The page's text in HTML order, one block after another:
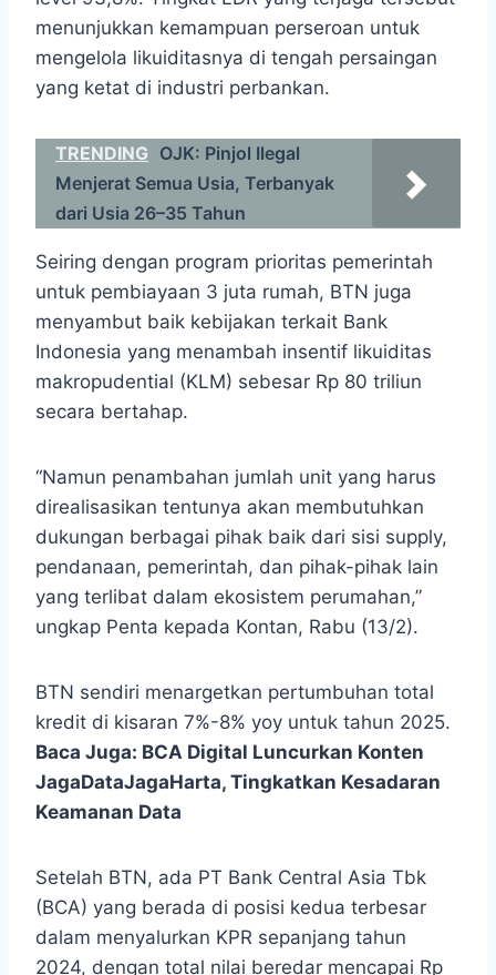
menunjukkan kemampuan perseroan untuk
mengelola likuiditasnya di tengah persaingan
yang ketat di industri perbankan.
TRENDING OJK: Pinjol Ilegal
Menjerat Semua Usia, Terbanyak
dari Usia 26–35 Tahun
Seiring dengan program prioritas pemerintah
untuk pembiayaan 3 juta rumah, BTN juga
menyambut baik kebijakan terkait Bank
Indonesia yang menambah insentif likuiditas
makropudential (KLM) sebesar Rp 80 triliun
secara bertahap.
“Namun penambahan jumlah unit yang harus
direalisasikan tentunya akan membutuhkan
dukungan berbagai pihak baik dari sisi supply,
pendanaan, pemerintah, dan pihak-pihak lain
yang terlibat dalam ekosistem perumahan,”
ungkap Penta kepada Kontan, Rabu (13/2).
BTN sendiri menargetkan pertumbuhan total
kredit di kisaran 7%-8% yoy untuk tahun 2025.
Baca Juga: BCA Digital Luncurkan Konten
JagaDataJagaHarta, Tingkatkan Kesadaran
Keamanan Data
Setelah BTN, ada PT Bank Central Asia Tbk
(BCA) yang berada di posisi kedua terbesar
dalam menyalurkan KPR sepanjang tahun
2024, dengan total nilai beredar mencapai Rp